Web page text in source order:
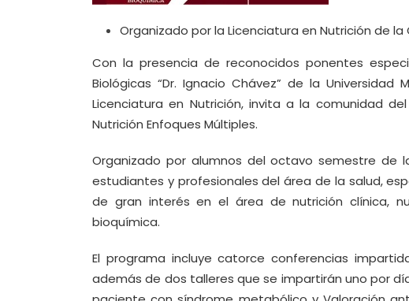
Organizado por la Licenciatura en Nutrición de la
Con la presencia de reconocidos ponentes
Biológicas “Dr. Ignacio Chávez” de la
Licenciatura en Nutrición, invita a la comunidad
Nutrición Enfoques Múltiples.
Organizado por alumnos del octavo semestre de
estudiantes y profesionales del área de la salud,
de gran interés en el área de nutrición clínica,
bioquímica.
El programa incluye catorce conferencias
además de dos talleres que se impartirán uno por